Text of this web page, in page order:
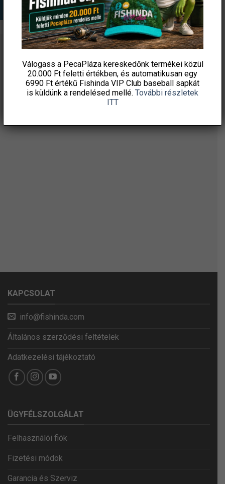
HÍRLEVELÜNKRE!
KAPCSOLAT
info@fishinda.com
Általános szerződési feltételek
Adatkezelési tájékoztató
ÜGYFÉLSZOLGÁLAT
Felhasználói fiók
Fizetési módok
Garancia és Szerviz
Válogass a PecaPláza kereskedőnk termékei közül
20.000 Ft feletti értékben, és automatikusan egy
6990 Ft értékű Fishinda VIP Club baseball sapkát
is küldünk a rendelésed mellé. További részletek
ITT